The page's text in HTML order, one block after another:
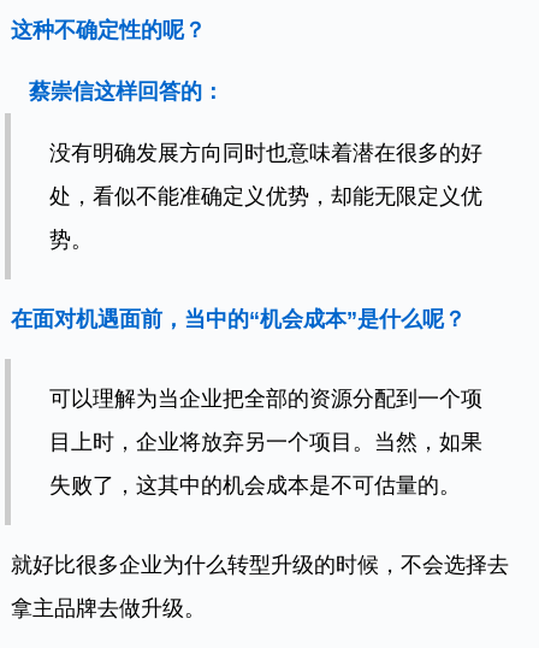
这种不确定性的呢？
蔡崇信这样回答的：
没有明确发展方向同时也意味着潜在很多的好
处，看似不能准确定义优势，却能无限定义优
势。
在面对机遇面前，当中的“机会成本”是什么呢？
可以理解为当企业把全部的资源分配到一个项
目上时，企业将放弃另一个项目。当然，如果
失败了，这其中的机会成本是不可估量的。
就好比很多企业为什么转型升级的时候，不会选择去
拿主品牌去做升级。